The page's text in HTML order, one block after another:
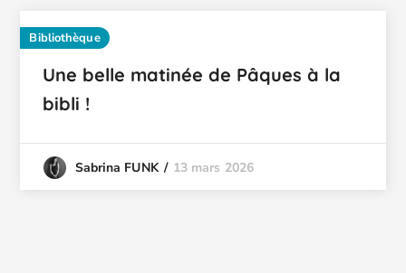
Bibliothèque
Une belle matinée de Pâques à la
bibli !
Sabrina FUNK 13 mars 2026